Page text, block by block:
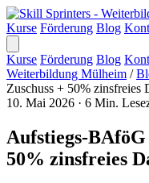
Kurse Förderung Blog
Kurse Förderung Blog
Weiterbildung Mülheim /
Zuschuss + 50% zinsfreies
10. Mai 2026 · 6 Min.
Aufstiegs-BAföG
50% zinsfreies